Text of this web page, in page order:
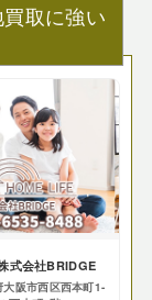
取に強い
式会社BRIDGE
大阪市西区西本町1-